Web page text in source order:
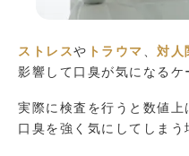
ストレスや トラウマ、 対人
影響して口臭が気になるケ
実際に検査を行うと数値上
口臭を強く気にしてしまう